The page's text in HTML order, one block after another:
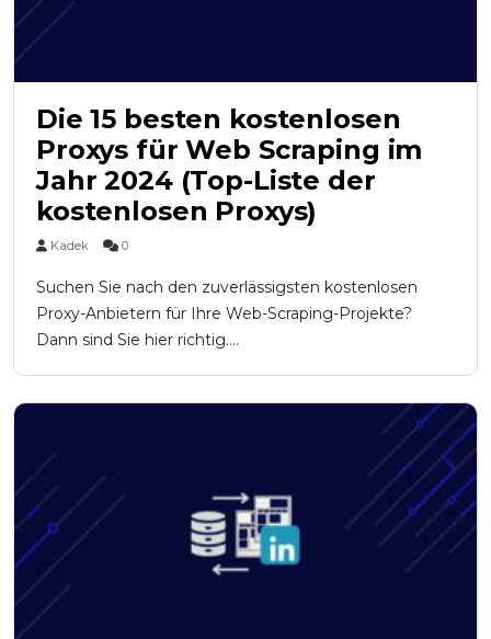
Die 15 besten kostenlosen
Proxys für Web Scraping im
Jahr 2024 (Top-Liste der
kostenlosen Proxys)
Kadek 0
Suchen Sie nach den zuverlässigsten kostenlosen
Proxy-Anbietern für Ihre Web-Scraping-Projekte?
Dann sind Sie hier richtig....